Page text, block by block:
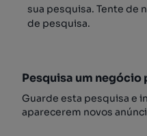
sua pesquisa. Tente de
de pesquisa.
Pesquisa um negócio
Guarde esta pesquisa e
aparecerem novos